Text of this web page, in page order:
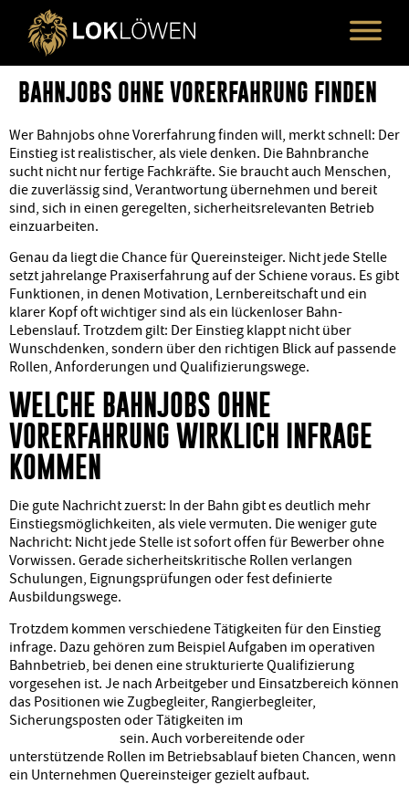
BAHNJOBS OHNE VORERFAHRUNG FINDEN
Wer Bahnjobs ohne Vorerfahrung finden will, merkt schnell: Der
Einstieg ist realistischer, als viele denken. Die Bahnbranche
sucht nicht nur fertige Fachkräfte. Sie braucht auch Menschen,
die zuverlässig sind, Verantwortung übernehmen und bereit
sind, sich in einen geregelten, sicherheitsrelevanten Betrieb
einzuarbeiten.
Genau da liegt die Chance für Quereinsteiger. Nicht jede Stelle
setzt jahrelange Praxiserfahrung auf der Schiene voraus. Es gibt
Funktionen, in denen Motivation, Lernbereitschaft und ein
klarer Kopf oft wichtiger sind als ein lückenloser Bahn-
Lebenslauf. Trotzdem gilt: Der Einstieg klappt nicht über
Wunschdenken, sondern über den richtigen Blick auf passende
Rollen, Anforderungen und Qualifizierungswege.
WELCHE BAHNJOBS OHNE
VORERFAHRUNG WIRKLICH INFRAGE
KOMMEN
Die gute Nachricht zuerst: In der Bahn gibt es deutlich mehr
Einstiegsmöglichkeiten, als viele vermuten. Die weniger gute
Nachricht: Nicht jede Stelle ist sofort offen für Bewerber ohne
Vorwissen. Gerade sicherheitskritische Rollen verlangen
Schulungen, Eignungsprüfungen oder fest definierte
Ausbildungswege.
Trotzdem kommen verschiedene Tätigkeiten für den Einstieg
infrage. Dazu gehören zum Beispiel Aufgaben im operativen
Bahnbetrieb, bei denen eine strukturierte Qualifizierung
vorgesehen ist. Je nach Arbeitgeber und Einsatzbereich können
das Positionen wie Zugbegleiter, Rangierbegleiter,
Sicherungsposten oder Tätigkeiten im
sein. Auch vorbereitende oder
unterstützende Rollen im Betriebsablauf bieten Chancen, wenn
ein Unternehmen Quereinsteiger gezielt aufbaut.